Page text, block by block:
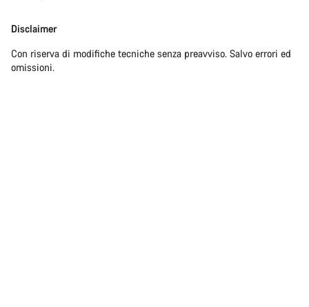
Disclaimer
Con riserva di modifiche tecniche senza preavviso. Salvo errori ed
omissioni.